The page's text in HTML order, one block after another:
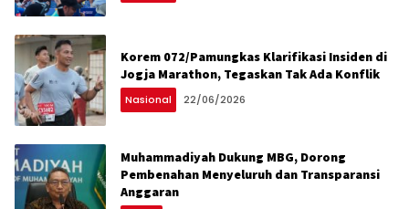
Korem 072/Pamungkas Klarifikasi Insiden di
Jogja Marathon, Tegaskan Tak Ada Konflik
Nasional 22/06/2026
Muhammadiyah Dukung MBG, Dorong
Pembenahan Menyeluruh dan Transparansi
Anggaran